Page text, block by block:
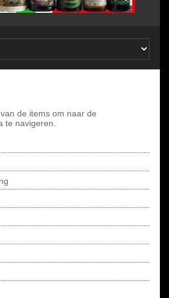
de items om naar de
te navigeren.